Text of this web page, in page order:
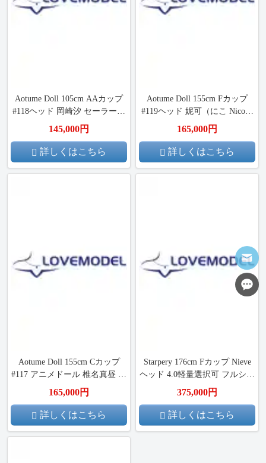
Aotume Doll 105cm AAカップ
#118ヘッド 岡崎汐 セーラー服
TPE頭部+TPE材質ボディ アニ
メドール
145,000円
詳しくはこちら
Aotume Doll 155cm Fカップ
#119ヘッド 妮可（にこ Nico）
アニメドール 掲載画像はフル
シリコン製
165,000円
詳しくはこちら
Aotume Doll 155cm Cカップ
#117 アニメドール 椎名真昼 掲
載画像はフルシリコン
165,000円
詳しくはこちら
Starpery 176cm Fカップ Nieve
ヘッド 4.0軽量選択可 フルシリ
コンラブドール
375,000円
詳しくはこちら